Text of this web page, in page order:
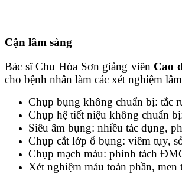
Cận lâm sàng
Bác sĩ Chu Hòa Sơn giảng viên Cao
cho bệnh nhân làm các xét nghiệm
Chụp bụng không chuẩn bị: tắc
Chụp hệ tiết niệu không chuẩn
Siêu âm bụng: nhiều tác dụng,
Chụp cắt lớp ổ bụng: viêm tụy,
Chụp mạch máu: phình tách
Xét nghiệm máu toàn phần,